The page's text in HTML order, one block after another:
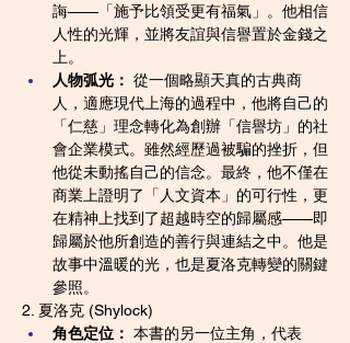
誨——「施予比領受更有福氣」。他相信
人性的光輝，並將友誼與信譽置於金錢之
上。
人物弧光： 從一個略顯天真的古典商
人，適應現代上海的過程中，他將自己的
「仁慈」理念轉化為創辦「信譽坊」的社
會企業模式。雖然經歷過被騙的挫折，但
他從未動搖自己的信念。最終，他不僅在
商業上證明了「人文資本」的可行性，更
在精神上找到了超越時空的歸屬感——即
歸屬於他所創造的善行與連結之中。他是
故事中溫暖的光，也是夏洛克轉變的關鍵
參照。
2. 夏洛克 (Shylock)
角色定位： 本書的另一位主角，代表